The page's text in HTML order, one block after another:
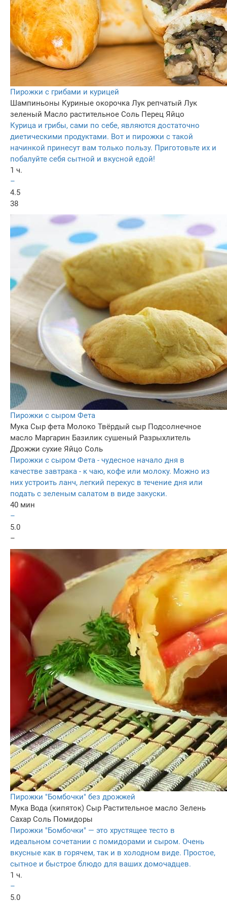
Пирожки с грибами и курицей
Шампиньоны Куриные окорочка Лук репчатый Лук
зеленый Масло растительное Соль Перец Яйцо
Курица и грибы, сами по себе, являются достаточно
диетическими продуктами. Вот и пирожки с такой
начинкой принесут вам только пользу. Приготовьте их и
побалуйте себя сытной и вкусной едой!
1 ч.
–
4.5
38
Пирожки с сыром Фета
Мука Сыр фета Молоко Твёрдый сыр Подсолнечное
масло Маргарин Базилик сушеный Разрыхлитель
Дрожжи сухие Яйцо Соль
Пирожки с сыром Фета - чудесное начало дня в
качестве завтрака - к чаю, кофе или молоку. Можно из
них устроить ланч, легкий перекус в течение дня или
подать с зеленым салатом в виде закуски.
40 мин
–
5.0
–
Пирожки "Бомбочки" без дрожжей
Мука Вода (кипяток) Сыр Растительное масло Зелень
Сахар Соль Помидоры
Пирожки "Бомбочки" — это хрустящее тесто в
идеальном сочетании с помидорами и сыром. Очень
вкусные как в горячем, так и в холодном виде. Простое,
сытное и быстрое блюдо для ваших домочадцев.
1 ч.
–
5.0